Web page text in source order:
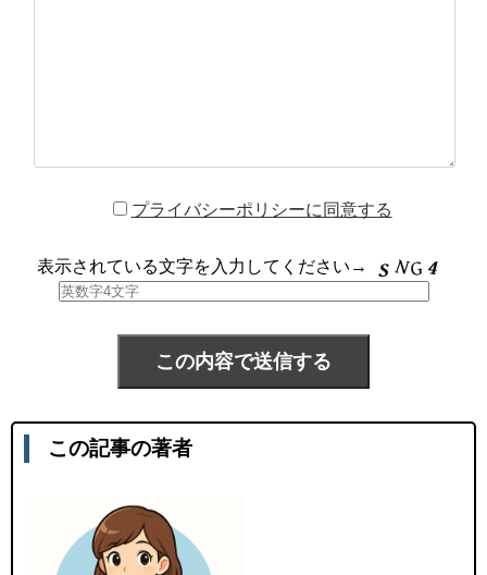
プライバシーポリシーに同意する
表示されている文字を入力してください→
この記事の著者